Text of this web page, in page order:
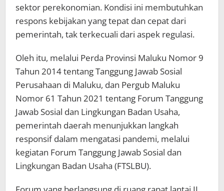
sektor perekonomian. Kondisi ini membutuhkan
respons kebijakan yang tepat dan cepat dari
pemerintah, tak terkecuali dari aspek regulasi.
Oleh itu, melalui Perda Provinsi Maluku Nomor 9
Tahun 2014 tentang Tanggung Jawab Sosial
Perusahaan di Maluku, dan Pergub Maluku
Nomor 61 Tahun 2021 tentang Forum Tanggung
Jawab Sosial dan Lingkungan Badan Usaha,
pemerintah daerah menunjukkan langkah
responsif dalam mengatasi pandemi, melalui
kegiatan Forum Tanggung Jawab Sosial dan
Lingkungan Badan Usaha (FTSLBU).